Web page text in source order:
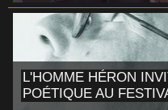
L'HOMME HÉRON
POÉTIQUE AU